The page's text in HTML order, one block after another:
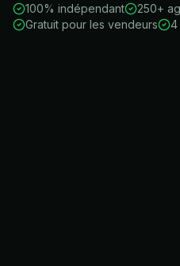
100% indépendant
250+
Gratuit pour les vendeurs
4